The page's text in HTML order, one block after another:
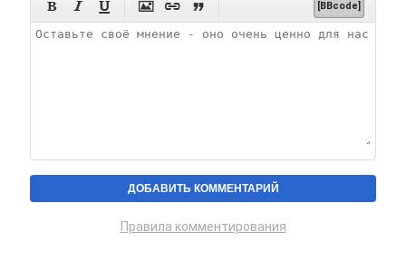
      [BBcode]
Правила комментирования